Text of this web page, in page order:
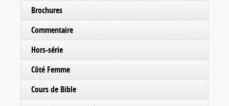
Brochures
Commentaire
Hors-série
Côté Femme
Cours de Bible